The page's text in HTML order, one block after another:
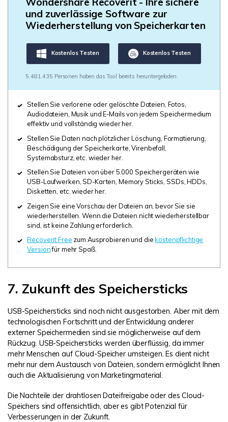
und zuverlässige Software zur
Wiederherstellung von Speicherkarten
Kostenlos Testen Kostenlos Testen
5.481.435 Personen haben das Tool bereits heruntergeladen.
Stellen Sie verlorene oder gelöschte Dateien, Fotos,
Audiodateien, Musik und E-Mails von jedem Speichermedium
effektiv und vollständig wieder her.
Stellen Sie Daten nach plötzlicher Löschung, Formatierung,
Beschädigung der Speicherkarte, Virenbefall,
Systemabsturz, etc. wieder her.
Stellen Sie Dateien von über 5.000 Speichergeräten wie
USB-Laufwerken, SD-Karten, Memory Sticks, SSDs, HDDs,
Disketten, etc. wieder her.
Zeigen Sie eine Vorschau der Dateien an, bevor Sie sie
wiederherstellen. Wenn die Dateien nicht wiederherstellbar
sind, ist keine Zahlung erforderlich.
Recoverit Free zum Ausprobieren und diekostenpflichtige
Versionfür mehr Spaß.
7. Zukunft des Speichersticks
USB-Speichersticks sind noch nicht ausgestorben. Aber mit dem
technologischen Fortschritt und der Entwicklung anderer
externer Speichermedien sind sie möglicherweise auf dem
Rückzug. USB-Speichersticks werden überflüssig, da immer
mehr Menschen auf Cloud-Speicher umsteigen. Es dient nicht
mehr nur dem Austausch von Dateien, sondern ermöglicht Ihnen
auch die Aktualisierung von Marketingmaterial.
Die Nachteile der drahtlosen Dateifreigabe oder des Cloud-
Speichers sind offensichtlich, aber es gibt Potenzial für
Verbesserungen in der Zukunft.